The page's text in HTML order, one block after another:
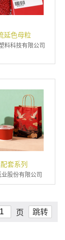
延色母粒
料科技有限公司
套系列
股份有限公司
页 跳转